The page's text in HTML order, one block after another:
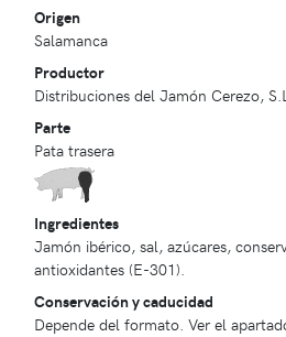
Origen
Salamanca
Productor
Distribuciones del Jamón Cerezo,
Parte
Pata trasera
Ingredientes
Jamón ibérico, sal, azúcares,
antioxidantes (E-301).
Conservación y caducidad
Depende del formato. Ver el